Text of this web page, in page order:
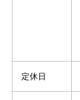
定休日